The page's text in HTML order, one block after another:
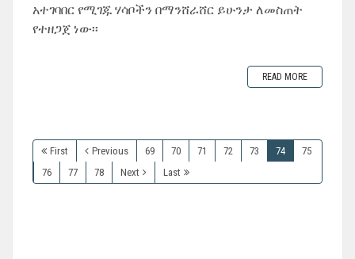
አተገባበር የሚገጁ ሃሳቦችን በማንሸራሸር ይሁንታ ለመስጠት
የተዘጋጀ ነው፡፡
READ MORE
First Previous 69 70 71 72 73 74
75
76
77 78 Next Last